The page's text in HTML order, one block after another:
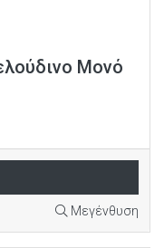
Μονό
Μεγένθυση